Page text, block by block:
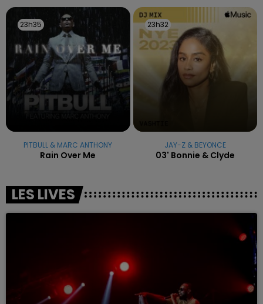
23h35
23h35
PITBULL & MARC ANTHONY
Rain Over Me
23h32
23h32
JAY-Z & BEYONCE
03' Bonnie & Clyde
LES LIVES